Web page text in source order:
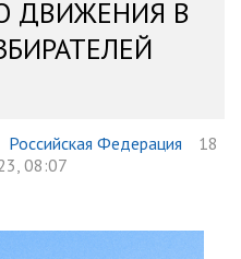
ДВИЖЕНИЯ В
Российская Федерация
18
08:07